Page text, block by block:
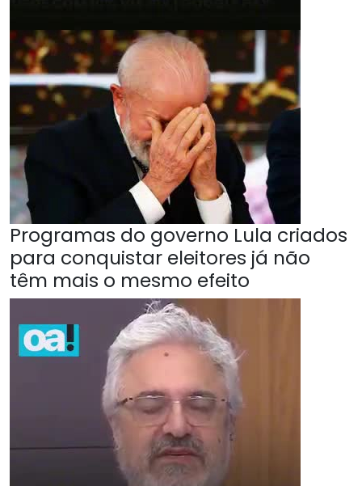
Programas do governo Lula criados
para conquistar eleitores já não
têm mais o mesmo efeito